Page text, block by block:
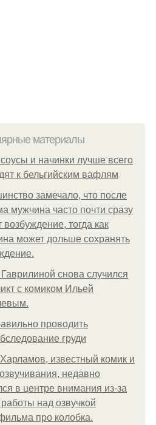
материалы
и начинки лучше всего
к бельгийским вафлям
замечало, что после
мужчина часто почти сразу
возбуждение, тогда как
может дольше сохранять
снова случился
с комиком Ильей
проводить
груди
Харламов, известный комик и
недавно
в центре внимания из-за
над озвучкой
про колобка.